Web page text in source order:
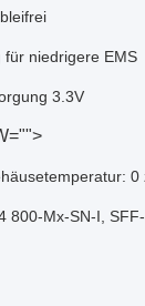
niedrigere EMS
3.3V
0
800-Mx-SN-I,